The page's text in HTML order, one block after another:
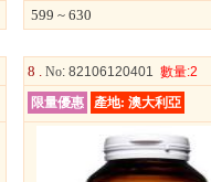
599 ~ 630
8 . No: 82106120401 數量:2
限量優惠
產地: 澳大利亞